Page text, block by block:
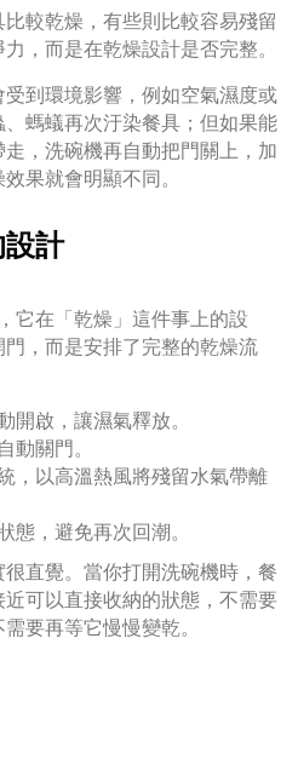
較乾燥，有些則比較容易殘留
，而是在乾燥設計是否完整。
到環境影響，例如空氣濕度或
螞蟻再次汙染餐具；但如果能
，洗碗機再自動把門關上，加
果就會明顯不同。
計
它在「乾燥」這件事上的設
，而是安排了完整的乾燥流
開啟，讓濕氣釋放。
動關門。
，以高溫熱風將殘留水氣帶離
態，避免再次回潮。
直覺。當你打開洗碗機時，餐
可以直接收納的狀態，不需要
要再等它慢慢變乾。